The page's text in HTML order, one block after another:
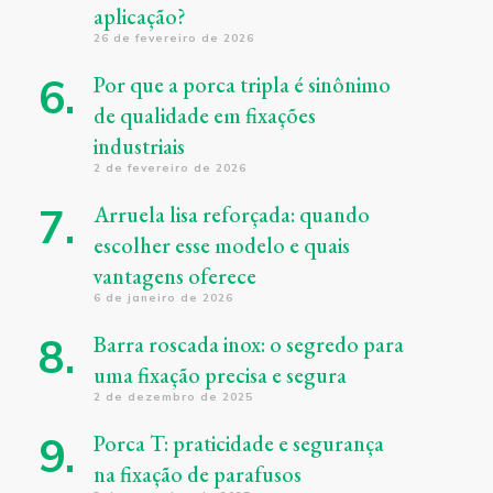
aplicação?
26 de fevereiro de 2026
Por que a porca tripla é sinônimo
de qualidade em fixações
industriais
2 de fevereiro de 2026
Arruela lisa reforçada: quando
escolher esse modelo e quais
vantagens oferece
6 de janeiro de 2026
Barra roscada inox: o segredo para
uma fixação precisa e segura
2 de dezembro de 2025
Porca T: praticidade e segurança
na fixação de parafusos